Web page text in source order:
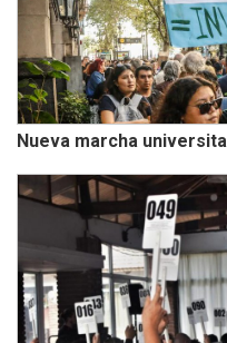
Nueva marcha